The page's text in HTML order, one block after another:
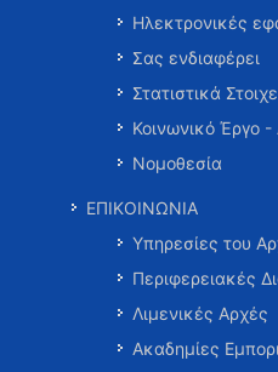
Ηλεκτρονικές
Σας ενδιαφέρει
Στατιστικά
Κοινωνικό Έργο -
Νομοθεσία
ΕΠΙΚΟΙΝΩΝΙΑ
Υπηρεσίες του
Περιφερειακές
Λιμενικές Αρχές
Ακαδημίες